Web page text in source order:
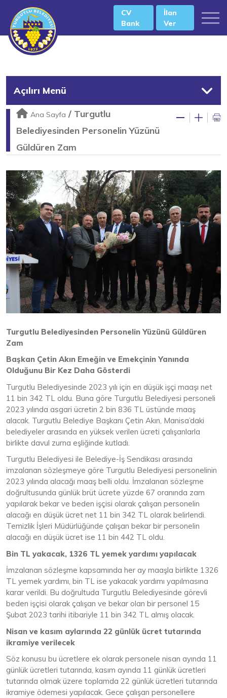
CV
Bank
İlan
Ver
Açılırı Menü
Ana Sayfa / Turgutlu
Belediyesinden Personelin Yüzünü
Güldüren Zam
Turgutlu Belediyesinden Personelin Yüzünü Güldüren
Zam
Başkan Çetin Akın Emeğin ve Emekçinin Yanında
Olduğunu Bir Kez Daha Gösterdi
Turgutlu Belediyesinde 2023 yılı için en düşük işçi maaşı net
11 bin 342 TL oldu. Buna göre Turgutlu Belediyesi personeli
2023 yılında asgari ücretin 2 bin 836 TL üstünde maaş
alacak. Turgutlu Belediye Başkanı Çetin Akın, Manisa’daki
belediyeler arasında en yüksek verilen ücreti çalışanlarla
birlikte davul zurna eşliğinde kutladı.
Turgutlu Belediyesi ile Belediye-İş Sendikası arasında
imzalanan sözleşmeye göre Turgutlu Belediyesi personelinin
2023 yılında alacağı maaş belli oldu. İmzalanan sözleşme
doğrultusunda günlük brüt ücrete yüzde 67 oranında zam
yapılarak bekar ve beden işçisi olarak çalışan personelin
alacağı en düşük ücret net 11 bin 342 TL olarak belirlendi.
Temizlik İşleri Müdürlüğünde çalışan bekar bir personelin
alacağı en düşük ücret ise 11 bin 442 TL oldu.
Bin TL yakacak, 1326 TL yemek yardımı yapılacak
İmzalanan sözleşme kapsamında her ay maaşla birlikte 1326
TL yemek yardımı, bin TL ise yakacak yardımı yapılmasına
karar verildi. Bu doğrultuda Turgutlu Belediyesinde görevli
beden işçisi olarak çalışan ve bekar olan bir personel 15
Şubat 2023 tarihi itibariyle 11 bin 342 TL almış olacak.
Nisan ve kasım aylarında 22 günlük ücret tutarında
ikramiye verilecek
Söz konusu bu ücretlere ek olarak personele nisan ayında 11
günlük ücretleri tutarında, kasım ayında 11 günlük ücretleri
tutarında olmak üzere toplamda 22 günlük ücretleri tutarında
ikramiye ödemesi yapılacak. Gece çalışan personellere